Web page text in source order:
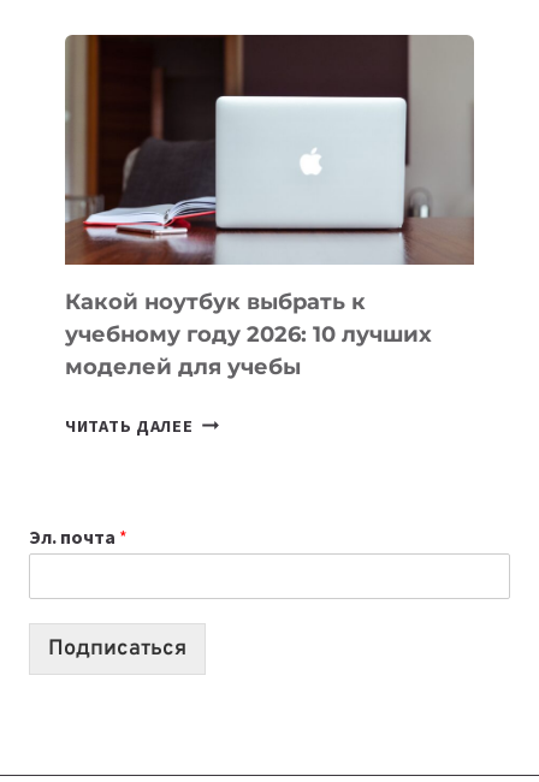
ПОМОГАЮТ
СОЗДАВАТЬ
БЕЗ
СЛОЖНОГО
КОДА
Какой ноутбук выбрать к
учебному году 2026: 10 лучших
моделей для учебы
ЧИТАТЬ ДАЛЕЕ КАКОЙ
2026:
10
Эл. почта *
Подписаться